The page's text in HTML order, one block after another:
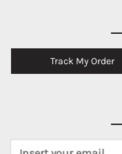
Track My Order